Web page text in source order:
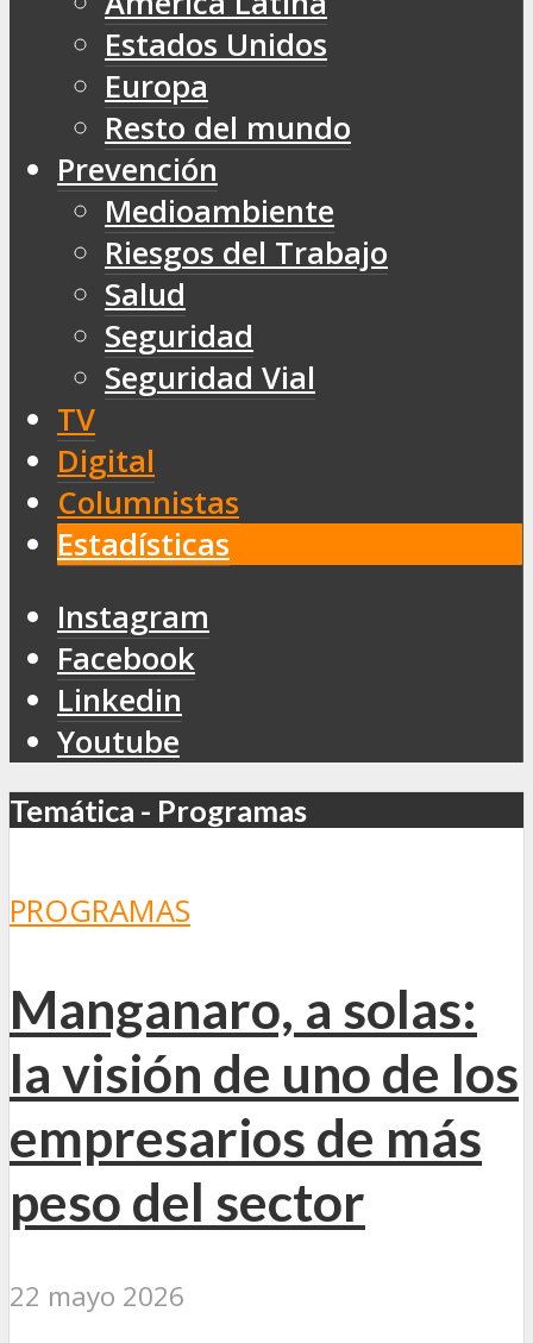
Estados Unidos
Europa
Resto del mundo
Prevención
Medioambiente
Riesgos del Trabajo
Salud
Seguridad
Seguridad Vial
TV
Digital
Columnistas
Estadísticas
Instagram
Facebook
Linkedin
Youtube
Temática - Programas
PROGRAMAS
Manganaro, a solas:
la visión de uno de los
empresarios de más
peso del sector
22 mayo 2026